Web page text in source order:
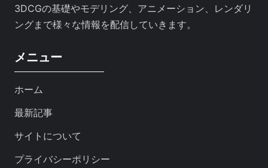
3DCGの基礎やモデリング、アニメーション、レンダリ
ングまで様々な情報を配信していきます。
メニュー
ホーム
最新記事
サイトについて
プライバシーポリシー